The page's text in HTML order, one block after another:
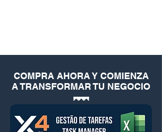
COMPRA AHORA Y COMIENZA
A TRANSFORMAR TU NEGOCIO